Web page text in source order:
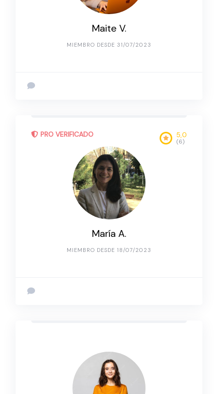
Maite V.
MIEMBRO DESDE 31/07/2023
PRO VERIFICADO
María A.
5,0
(6)
MIEMBRO DESDE 18/07/2023